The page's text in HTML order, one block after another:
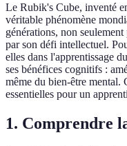
Le Rubik's Cube, inventé
véritable phénomène
générations, non
par son défi intellectuel.
elles dans l'apprentissage
ses bénéfices cognitifs :
même du bien-être mental.
essentielles pour un
1. Comprendre